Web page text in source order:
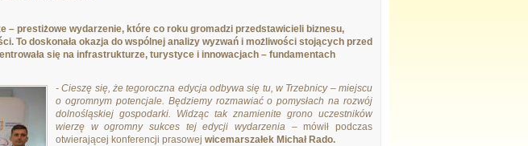
– prestiżowe wydarzenie, które co roku gromadzi przedstawicieli biznesu,
To doskonała okazja do wspólnej analizy wyzwań i możliwości stojących przed
się na infrastrukturze, turystyce i innowacjach – fundamentach
- Cieszę się, że tegoroczna edycja odbywa się tu, w Trzebnicy – miejscu
o ogromnym potencjale. Będziemy rozmawiać o pomysłach na rozwój
dolnośląskiej gospodarki. Widząc tak znamienite grono uczestników
wierzę w ogromny sukces tej edycji wydarzenia – mówił podczas
otwierającej konferencji prasowej wicemarszałek Michał Rado.